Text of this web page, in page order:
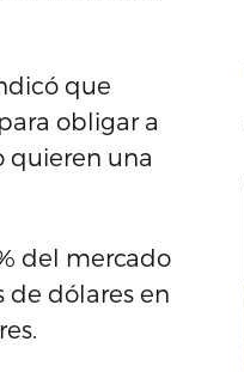
que
obligar a
quieren una
del mercado
de dólares en